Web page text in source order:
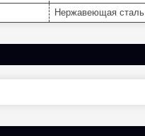
Нержавеющая сталь